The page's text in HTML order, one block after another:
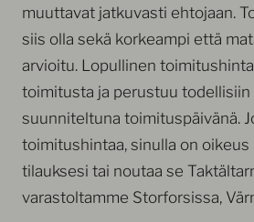
muuttavat jatkuvasti ehtojaan.
siis olla sekä korkeampi että
arvioitu. Lopullinen
toimitusta ja perustuu todellisiin
suunniteltuna toimituspäivänä.
toimitushintaa, sinulla on oikeus
tilauksesi tai noutaa se
varastoltamme Storforsissa,